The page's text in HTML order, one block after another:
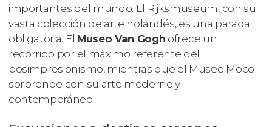
importantes del mundo. El Rijksmuseum, con su
vasta colección de arte holandés, es una parada
obligatoria. El Museo Van Gogh ofrece un
recorrido por el máximo referente del
posimpresionismo, mientras que el Museo Moco
sorprende con su arte moderno y
contemporáneo.